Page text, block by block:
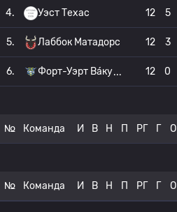
4. Уэст Техас 12 5
5. Лаббок Матадорс 12 3
6. Форт-Уэрт Ва́ку 12 0
№ Команда И В Н П РГ Г О
№ Команда И В Н П РГ Г О